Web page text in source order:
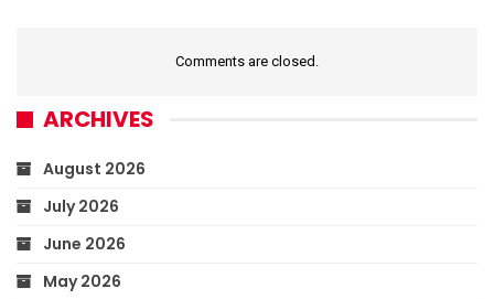
Comments are closed.
ARCHIVES
August 2026
July 2026
June 2026
May 2026